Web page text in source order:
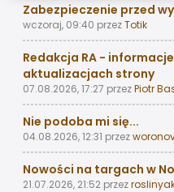
Zabezpieczenie przed
wczoraj, 09:40 przezTotik
Redakcja RA -
aktualizacjach strony
07.08.2026, 17:27 przezPiotr
Nie podoba mi się...
04.08.2026, 12:31 przez
Nowości na targach w
21.07.2026, 21:52 przez